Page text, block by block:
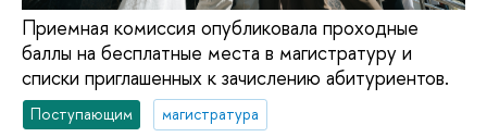
Приемная комиссия опубликовала проходные
баллы на бесплатные места в магистратуру и
списки приглашенных к зачислению абитуриентов.
Поступающим
магистратура